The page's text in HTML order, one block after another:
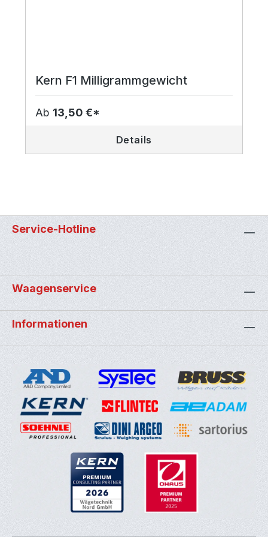
Kern F1 Milligrammgewicht
Ab 13,50 €*
Details
Service-Hotline
Waagenservice
Informationen